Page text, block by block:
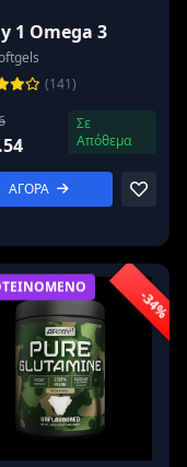
1 Omega 3
(141)
Σε
Απόθεμα
ΑΓΟΡΑ
-34%